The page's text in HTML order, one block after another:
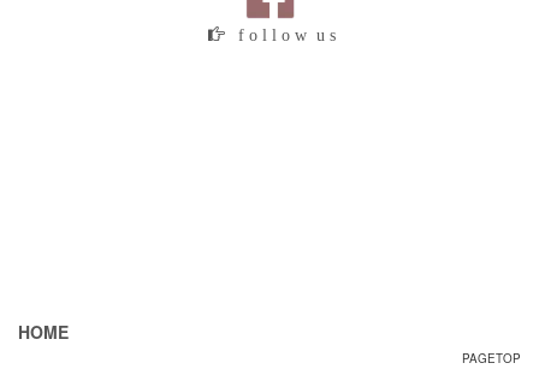
f o l l o w u s
HOME
PAGETOP